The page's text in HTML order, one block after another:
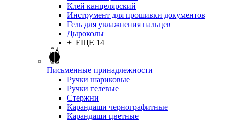
Клей канцелярский
Инструмент для прошивки документов
Гель для увлажнения пальцев
Дыроколы
+ ЕЩЕ 14
Письменные принадлежности
Ручки шариковые
Ручки гелевые
Стержни
Карандаши чернографитные
Карандаши цветные